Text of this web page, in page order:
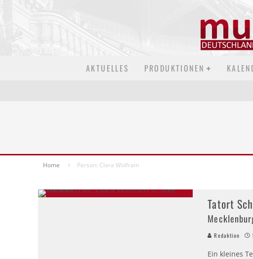
AKTUELLES PRODUKTIONEN
Home Person: Clara Wolfram
Tatort
Redaktion
Ein kleines